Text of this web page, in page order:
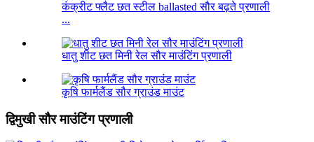
कंक्रीट फ्लैट छत स्टील ballasted सौर बढ़ते प्रणाली
...
धातु शीट छत मिनी रेल सौर माउंटिंग प्रणाली
कृषि फार्मलैंड सौर ग्राउंड माउंट
द्विमुखी सौर माउंटिंग प्रणाली